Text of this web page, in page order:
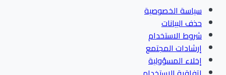
سياسة الخصوصية
حذف البيانات
شروط الاستخدام
إرشادات المجتمع
إخلاء المسؤولية